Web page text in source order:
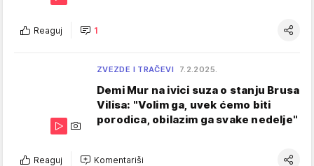
Reaguj 1
ZVEZDE I TRAČEVI 7.2.2025.
Demi Mur na ivici suza o stanju Brusa
Vilisa: "Volim ga, uvek ćemo biti
porodica, obilazim ga svake nedelje"
Reaguj Komentariši